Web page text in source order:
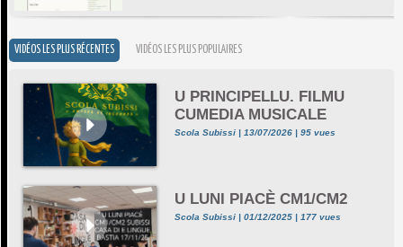
VIDÉOS LES PLUS RÉCENTES VIDÉOS LES PLUS POPULAIRES
U PRINCIPELLU. FILMU
CUMEDIA MUSICALE
Scola Subissi | 13/07/2026 | 95 vues
U LUNI PIACÈ CM1/CM2
Scola Subissi | 01/12/2025 | 177 vues